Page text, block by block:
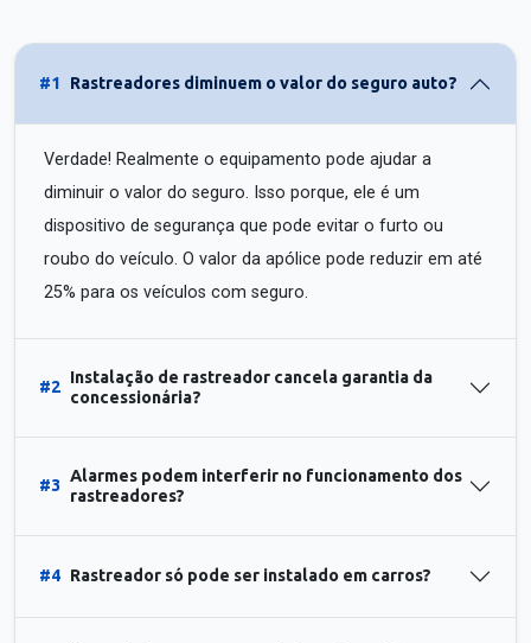
#1 Rastreadores diminuem o valor do seguro auto?
Verdade! Realmente o equipamento pode ajudar a
diminuir o valor do seguro. Isso porque, ele é um
dispositivo de segurança que pode evitar o furto ou
roubo do veículo. O valor da apólice pode reduzir em até
25% para os veículos com seguro.
#2
Instalação de rastreador cancela garantia da
concessionária?
#3
Alarmes podem interferir no funcionamento dos
rastreadores?
#4 Rastreador só pode ser instalado em carros?